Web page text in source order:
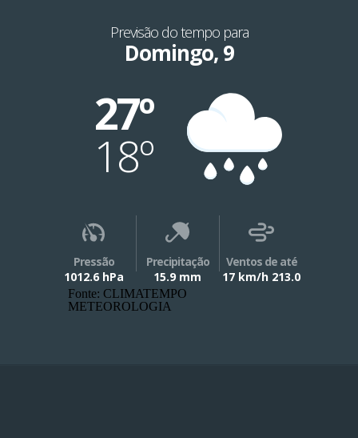
Previsão do tempo para
Domingo, 9
27º
18º
Pressão
1012.6 hPa
Precipitação
15.9 mm
Ventos de até
17 km/h 213.0
Fonte: CLIMATEMPO
METEOROLOGIA